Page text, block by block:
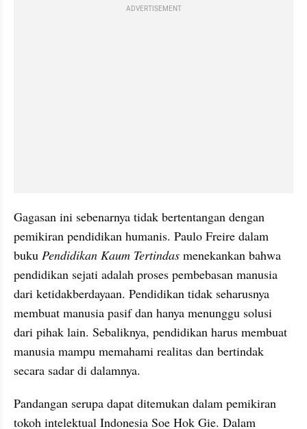
ADVERTISEMENT
Gagasan ini sebenarnya tidak bertentangan dengan
pemikiran pendidikan humanis. Paulo Freire dalam
buku Pendidikan Kaum Tertindas menekankan bahwa
pendidikan sejati adalah proses pembebasan manusia
dari ketidakberdayaan. Pendidikan tidak seharusnya
membuat manusia pasif dan hanya menunggu solusi
dari pihak lain. Sebaliknya, pendidikan harus membuat
manusia mampu memahami realitas dan bertindak
secara sadar di dalamnya.
Pandangan serupa dapat ditemukan dalam pemikiran